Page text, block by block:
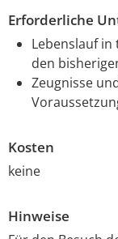
Erforderliche
Lebenslauf
den
Zeugnisse
Kosten
keine
Hinweise